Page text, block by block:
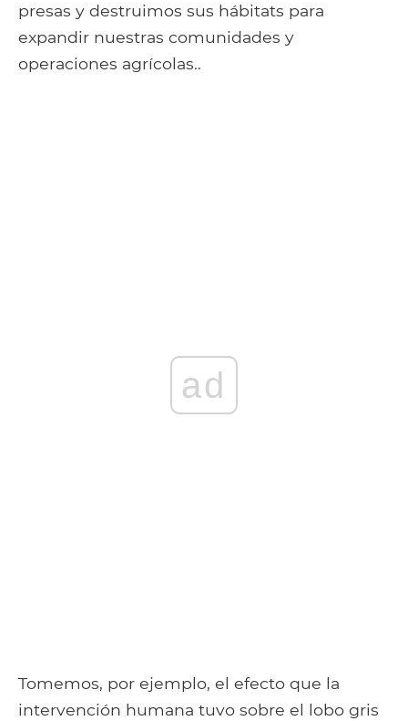
presas y destruimos sus hábitats para
expandir nuestras comunidades y
operaciones agrícolas..
ad
Tomemos, por ejemplo, el efecto que la
intervención humana tuvo sobre el lobo gris